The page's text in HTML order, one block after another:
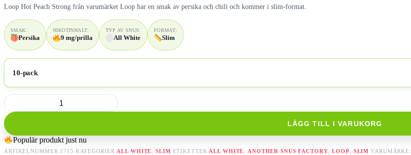
Loop Hot Peach Strong från varumärket Loop har en smak av persika och chili och kommer i slim-format.
SMAK:
Persika
NIKOTINHALT:
9 mg/prilla
TYP AV SNUS:
All White
FORMAT:
Slim
10-pack
Loop
Hot
Peach
Strong
mängd
LÄGG TILL I VARUKORG
Populär produkt just nu
ARTIKELNUMMER 1715 KATEGORIER ALL WHITE ,SLIM ETIKETTER ALL WHITE ANOTHER SNUS FACTORY ,LOOP SLIM VARUMÄRKE: